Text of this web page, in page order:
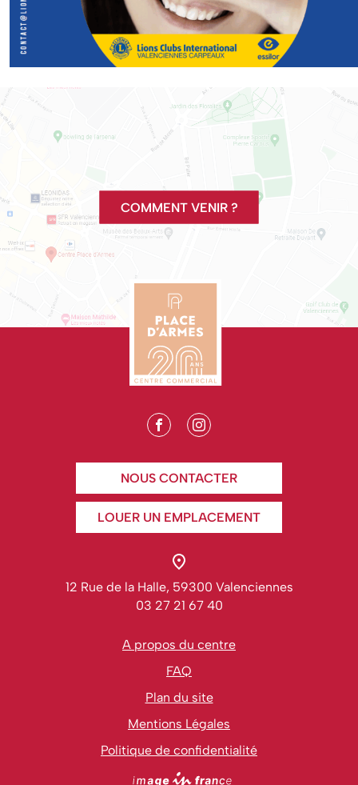
COMMENT VENIR ?
NOUS CONTACTER
LOUER UN EMPLACEMENT
12 Rue de la Halle, 59300 Valenciennes
03 27 21 67 40
A propos du centre
FAQ
Plan du site
Mentions Légales
Politique de confidentialité